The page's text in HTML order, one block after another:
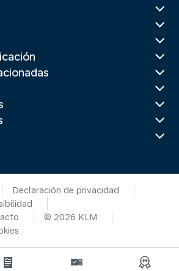
Declaración de privacidad
© 2026 KLM